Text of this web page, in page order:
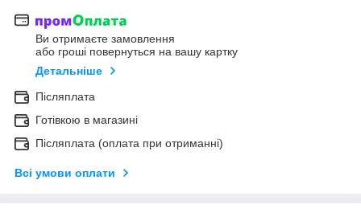
Ви отримаєте замовлення
або гроші повернуться на вашу картку
Детальніше
Післяплата
Готівкою в магазині
Післяплата (оплата при отриманні)
Всі умови оплати